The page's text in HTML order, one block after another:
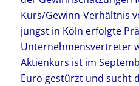
Kurs/Gewinn-Verhältnis
jüngst in Köln erfolgte
Unternehmensvertreter
Aktienkurs ist im
Euro gestürzt und sucht